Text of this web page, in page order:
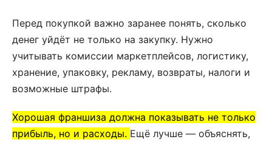
Перед покупкой важно заранее понять, сколько
денег уйдёт не только на закупку. Нужно
учитывать комиссии маркетплейсов, логистику,
хранение, упаковку, рекламу, возвраты, налоги и
возможные штрафы.
Хорошая франшиза должна показывать не только
прибыль, но и расходы. Ещё лучше — объяснять,